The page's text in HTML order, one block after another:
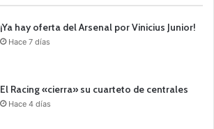
¡Ya hay oferta del Arsenal por Vinicius Junior!
Hace 7 días
El Racing «cierra» su cuarteto de centrales
Hace 4 días